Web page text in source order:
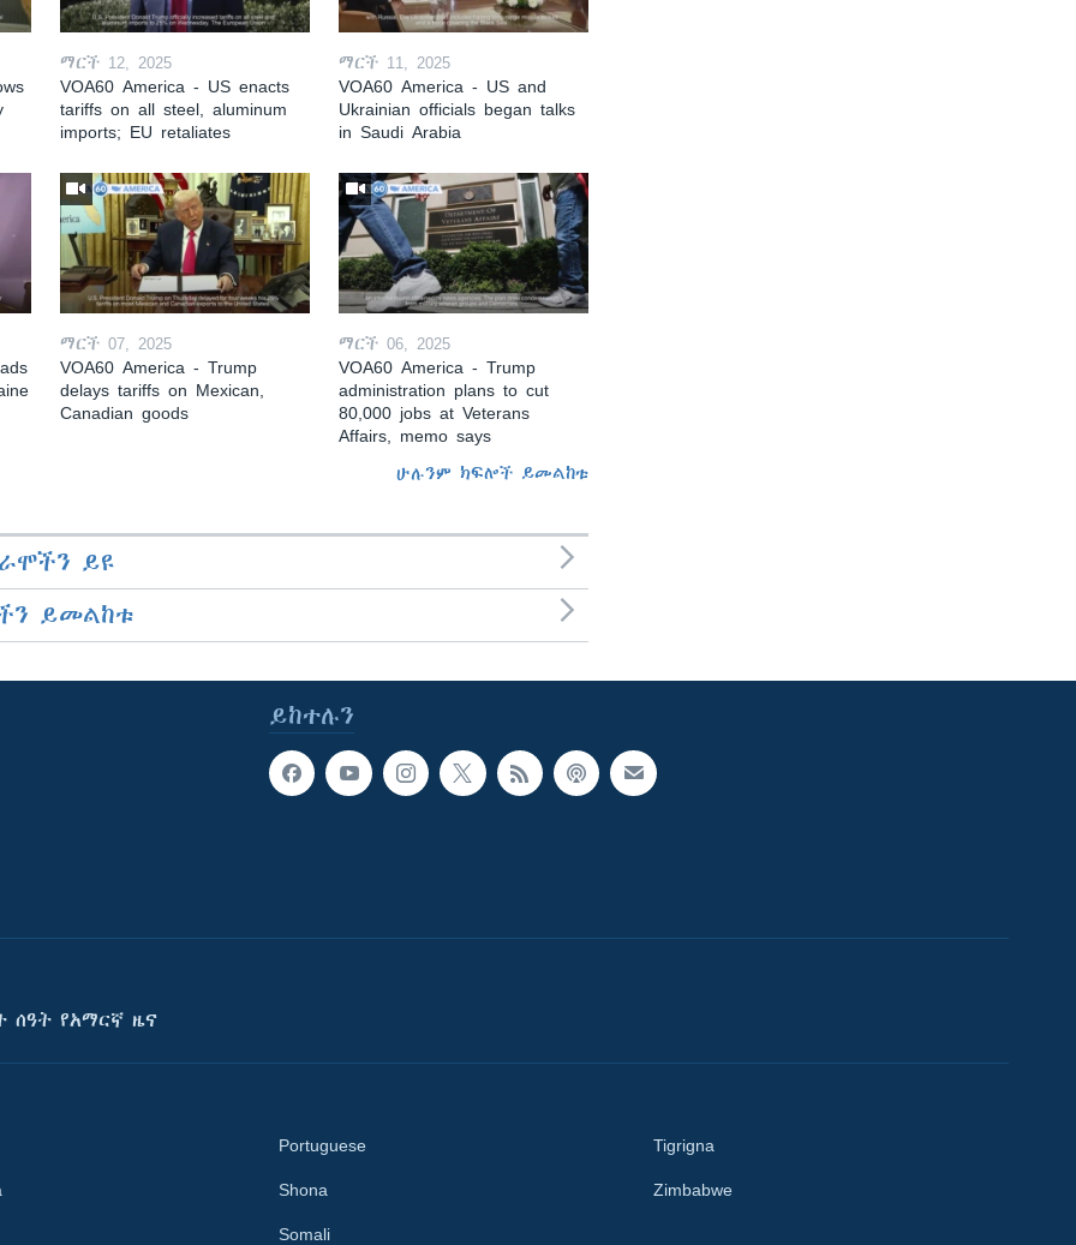
ማርች 12, 2025
VOA60 America - US enacts
tariffs on all steel, aluminum
imports; EU retaliates
ማርች 11, 2025
VOA60 America - US and
Ukrainian officials began talks
in Saudi Arabia
ማርች 07, 2025
VOA60 America - Trump
delays tariffs on Mexican,
Canadian goods
ማርች 06, 2025
VOA60 America - Trump
administration plans to cut
80,000 jobs at Veterans
Affairs, memo says
ሁሉንም ክፍሎች ይመልከቱ
ይዩ
ይመልከቱ
ይከተሉን
ሰዓት የአማርኛ ዜና
Portuguese
Shona
Somali
Tigrigna
Zimbabwe